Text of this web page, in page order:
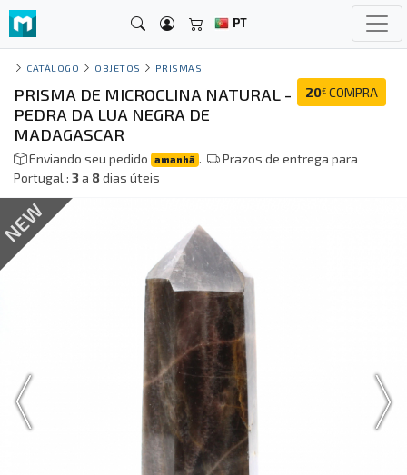
PT
CATÁLOGO OBJETOS PRISMAS
20€ COMPRA
PRISMA DE MICROCLINA NATURAL -
PEDRA DA LUA NEGRA DE
MADAGASCAR
Enviando seu pedido amanhã .
Prazos de entrega para
Portugal : 3a 8dias úteis